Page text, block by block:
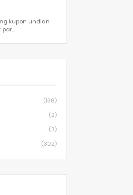
kupon undian
(136)
(2)
(3)
(302)